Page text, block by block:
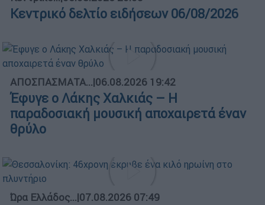
Κεντρικό δελτίο ειδήσεων 06/08/2026
ΑΠΟΣΠΑΣΜΑΤΑ...|06.08.2026 19:42
Έφυγε ο Λάκης Χαλκιάς – Η
παραδοσιακή μουσική αποχαιρετά έναν
θρύλο
Ώρα Ελλάδος...|07.08.2026 07:49